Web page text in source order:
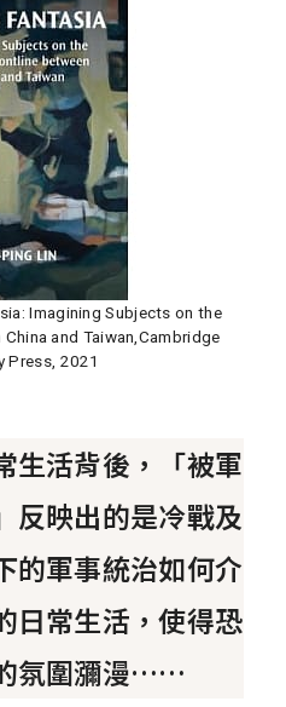
Imagining Subjects on the
and Taiwan,Cambridge
Press, 2021
生活背後，「被軍
反映出的是冷戰及
的軍事統治如何介
日常生活，使得恐
氛圍瀰漫……